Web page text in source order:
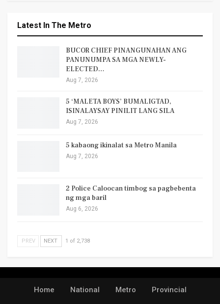
Latest In The Metro
BUCOR CHIEF PINANGUNAHAN ANG
PANUNUMPA SA MGA NEWLY-
ELECTED…
Aug 7, 2026
5 ‘MALETA BOYS’ BUMALIGTAD,
ISINALAYSAY PINILIT LANG SILA
Aug 7, 2026
5 kabaong ikinalat sa Metro Manila
Aug 7, 2026
2 Police Caloocan timbog sa pagbebenta
ng mga baril
Aug 6, 2026
PREV NEXT 1 of 2,738
Home National Metro Provincial